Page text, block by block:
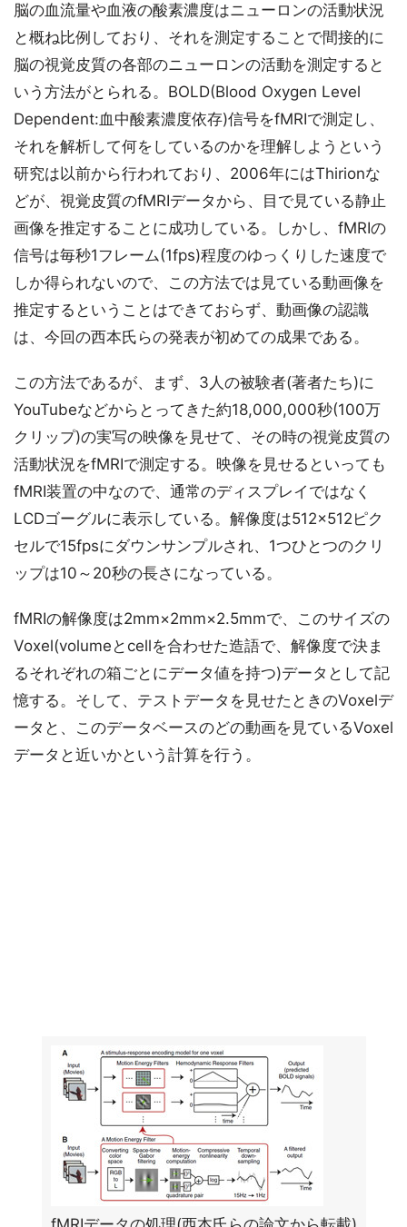
脳の血流量や血液の酸素濃度はニューロンの活動状況
と概ね比例しており、それを測定することで間接的に
脳の視覚皮質の各部のニューロンの活動を測定すると
いう方法がとられる。BOLD(Blood Oxygen Level
Dependent:血中酸素濃度依存)信号をfMRIで測定し、
それを解析して何をしているのかを理解しようという
研究は以前から行われており、2006年にはThirionな
どが、視覚皮質のfMRIデータから、目で見ている静止
画像を推定することに成功している。しかし、fMRIの
信号は毎秒1フレーム(1fps)程度のゆっくりした速度で
しか得られないので、この方法では見ている動画像を
推定するということはできておらず、動画像の認識
は、今回の西本氏らの発表が初めての成果である。
この方法であるが、まず、3人の被験者(著者たち)に
YouTubeなどからとってきた約18,000,000秒(100万
クリップ)の実写の映像を見せて、その時の視覚皮質の
活動状況をfMRIで測定する。映像を見せるといっても
fMRI装置の中なので、通常のディスプレイではなく
LCDゴーグルに表示している。解像度は512×512ピク
セルで15fpsにダウンサンプルされ、1つひとつのクリ
ップは10～20秒の長さになっている。
fMRIの解像度は2mm×2mm×2.5mmで、このサイズの
Voxel(volumeとcellを合わせた造語で、解像度で決ま
るそれぞれの箱ごとにデータ値を持つ)データとして記
憶する。そして、テストデータを見せたときのVoxelデ
ータと、このデータベースのどの動画を見ているVoxel
データと近いかという計算を行う。